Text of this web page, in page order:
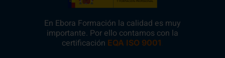
En Ebora Formación la calidad es muy
importante. Por ello contamos con la
certificación EQA ISO 9001